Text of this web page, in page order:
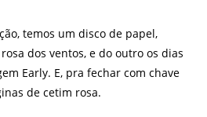
temos um disco de papel,
dos ventos, e do outro os dias
Early. E, pra fechar com chave
de cetim rosa.